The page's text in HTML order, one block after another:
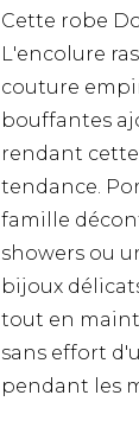
Cette robe
L'encolure
couture
bouffantes
rendant
tendance.
famille
showers ou
bijoux
tout en
sans effort
pendant les